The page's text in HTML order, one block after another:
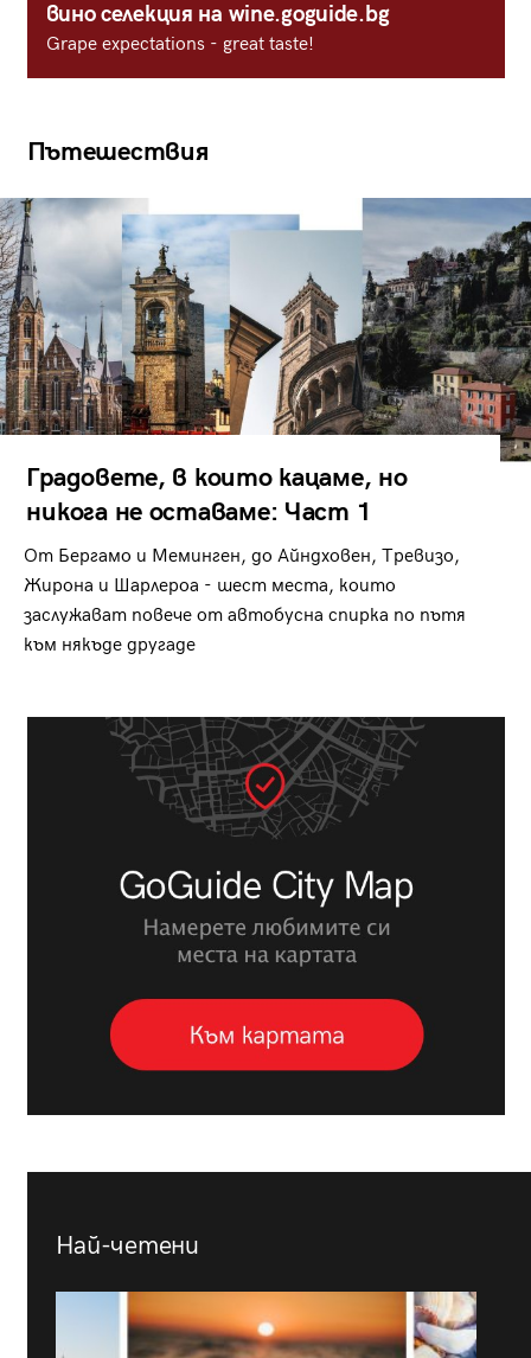
вино селекция на wine.goguide.bg
Grape expectations - great taste!
Пътешествия
Градовете, в които кацаме, но
никога не оставаме: Част 1
От Бергамо и Меминген, до Айндховен, Тревизо,
Жирона и Шарлероа - шест места, които
заслужават повече от автобусна спирка по пътя
към някъде другаде
Най-четени